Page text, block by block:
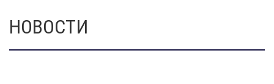
НОВОСТИ